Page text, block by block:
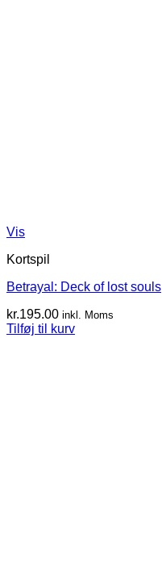
Vis
Kortspil
Betrayal: Deck of lost souls
kr.195.00 inkl. Moms
Tilføj til kurv